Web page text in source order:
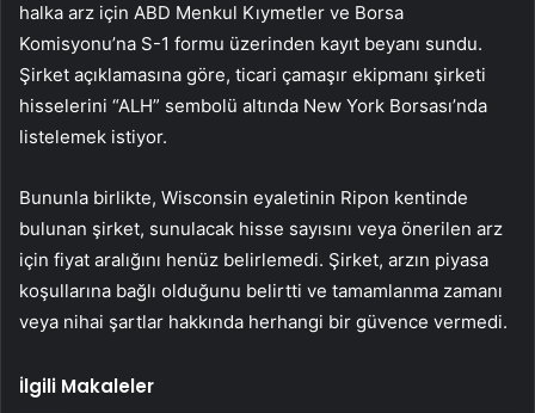
halka arz için ABD Menkul Kıymetler ve Borsa
Komisyonu’na S-1 formu üzerinden kayıt beyanı sundu.
Şirket açıklamasına göre, ticari çamaşır ekipmanı şirketi
hisselerini “ALH” sembolü altında New York Borsası’nda
listelemek istiyor.
Bununla birlikte, Wisconsin eyaletinin Ripon kentinde
bulunan şirket, sunulacak hisse sayısını veya önerilen arz
için fiyat aralığını henüz belirlemedi. Şirket, arzın piyasa
koşullarına bağlı olduğunu belirtti ve tamamlanma zamanı
veya nihai şartlar hakkında herhangi bir güvence vermedi.
İlgili Makaleler